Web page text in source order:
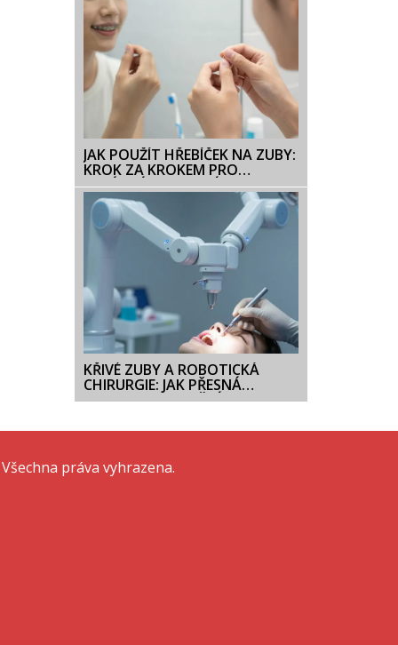
JAK POUŽÍT HŘEBÍČEK NA ZUBY:
KROK ZA KROKEM PRO
SPRÁVNÉ NASAZENÍ
KŘIVÉ ZUBY A ROBOTICKÁ
CHIRURGIE: JAK PŘESNÁ
TECHNOLOGIE MĚNÍ
práva vyhrazena.